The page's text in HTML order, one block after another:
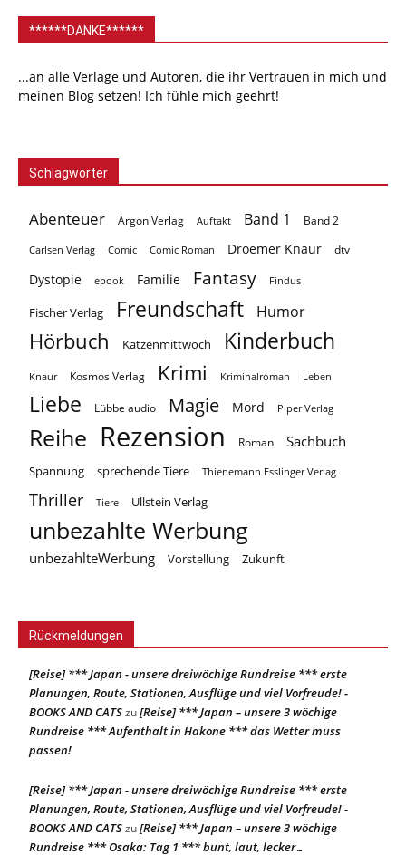
******DANKE******
...an alle Verlage und Autoren, die ihr Vertrauen in mich und
meinen Blog setzen! Ich fühle mich geehrt!
Schlagwörter
Abenteuer Argon Verlag Auftakt Band 1 Band 2
Carlsen Verlag Comic Comic Roman Droemer Knaur dtv
Dystopie ebook Familie Fantasy Findus
Fischer Verlag Freundschaft Humor
Hörbuch Katzenmittwoch Kinderbuch
Knaur Kosmos Verlag Krimi Kriminalroman Leben
Liebe Lübbe audio Magie Mord Piper Verlag
Reihe Rezension Roman Sachbuch
Spannung sprechende Tiere Thienemann Esslinger Verlag
Thriller Tiere Ullstein Verlag
unbezahlte Werbung
unbezahlteWerbung Vorstellung Zukunft
Rückmeldungen
[Reise] *** Japan - unsere dreiwöchige Rundreise *** erste
Planungen, Route, Stationen, Ausflüge und viel Vorfreude! -
BOOKS AND CATSzu[Reise] *** Japan – unsere 3 wöchige
Rundreise *** Aufenthalt in Hakone *** das Wetter muss
passen!
[Reise] *** Japan - unsere dreiwöchige Rundreise *** erste
Planungen, Route, Stationen, Ausflüge und viel Vorfreude! -
BOOKS AND CATSzu[Reise] *** Japan – unsere 3 wöchige
Rundreise *** Osaka: Tag 1 *** bunt, laut, lecker…